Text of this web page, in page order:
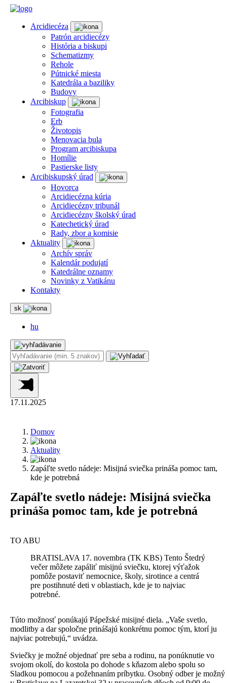
Arcidiecéza
Patrón arcidiecézy
História a biskupi
Schematizmy
Rehole
Pútnické miesta
Katedrála a baziliky
Budovy
Arcibiskup
Fotografia
Erb
Životopis
Menovacia bula
Program arcibiskupa
Homílie
Pastierske listy
Arcibiskupský úrad
Hovorca
Arcidiecézna kúria
Arcidiecézny tribunál
Arcidiecézny školský úrad
Katechetický úrad
Rady, zbor a komisie
Aktuality
Archív správ
Kalendár podujatí
Katedrálne oznamy
Novinky z Vatikánu
Kontakty
sk
hu
17.11.2025
Domov
Aktuality
Zapáľte svetlo nádeje: Misijná sviečka prináša pomoc tam,
kde je potrebná
Zapáľte svetlo nádeje: Misijná sviečka
prináša pomoc tam, kde je potrebná
TO ABU
BRATISLAVA 17. novembra (TK KBS) Tento Štedrý
večer môžete zapáliť misijnú sviečku, ktorej výťažok
pomôže postaviť nemocnice, školy, sirotince a centrá
pre postihnuté deti v oblastiach, kde je to najviac
potrebné.
Túto možnosť ponúkajú Pápežské misijné diela. „Vaše svetlo,
modlitby a dar spoločne prinášajú konkrétnu pomoc tým, ktorí ju
najviac potrebujú,“ uvádza.
Sviečky je možné objednať pre seba a rodinu, na ponúknutie vo
svojom okolí, do kostola po dohode s kňazom alebo spolu so
Sladkou pomocou a požehnaním príbytku. Osobný odber je možný